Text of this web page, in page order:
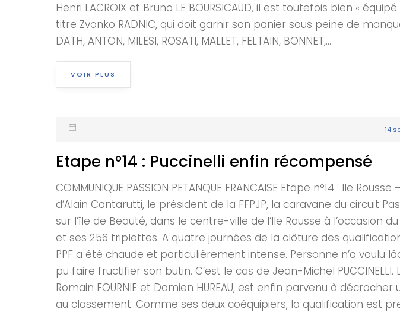
Henri LACROIX et Bruno LE BOURSICAUD, il est toutefois bien «
titre Zvonko RADNIC, qui doit garnir son panier sous peine de manquer
DATH, ANTON, MILESI, ROSATI, MALLET, FELTAIN, BONNET,...
VOIR PLUS
14
Etape n°14 : Puccinelli enfin récompensé
COMMUNIQUE PASSION PETANQUE FRANCAISE Etape n°14 : Ile
d’Alain Cantarutti, le président de la FFPJP, la caravane du circuit
sur l’île de Beauté, dans le centre-ville de l’Ile Rousse à
et ses 256 triplettes. A quatre journées de la clôture des
PPF a été chaude et particulièrement intense. Personne n’a voulu
pu faire fructifier son butin. C’est le cas de Jean-Michel
Romain FOURNIE et Damien HUREAU, est enfin parvenu à
au classement. Comme ses deux coéquipiers, la qualification est